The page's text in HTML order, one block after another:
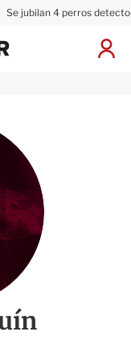
Se jubilan 4 perros
I
x
o